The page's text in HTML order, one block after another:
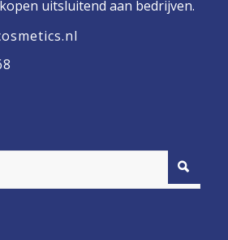
uitsluitend aan bedrijven.